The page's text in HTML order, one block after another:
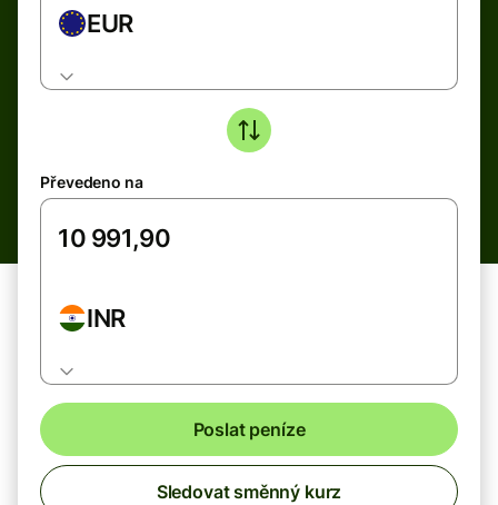
EUR
Převedeno na
INR
Poslat peníze
Sledovat směnný kurz